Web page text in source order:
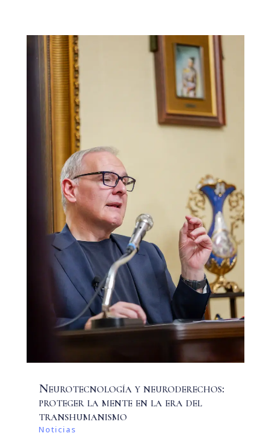
Neurotecnología y neuroderechos:
proteger la mente en la era del
transhumanismo
Noticias